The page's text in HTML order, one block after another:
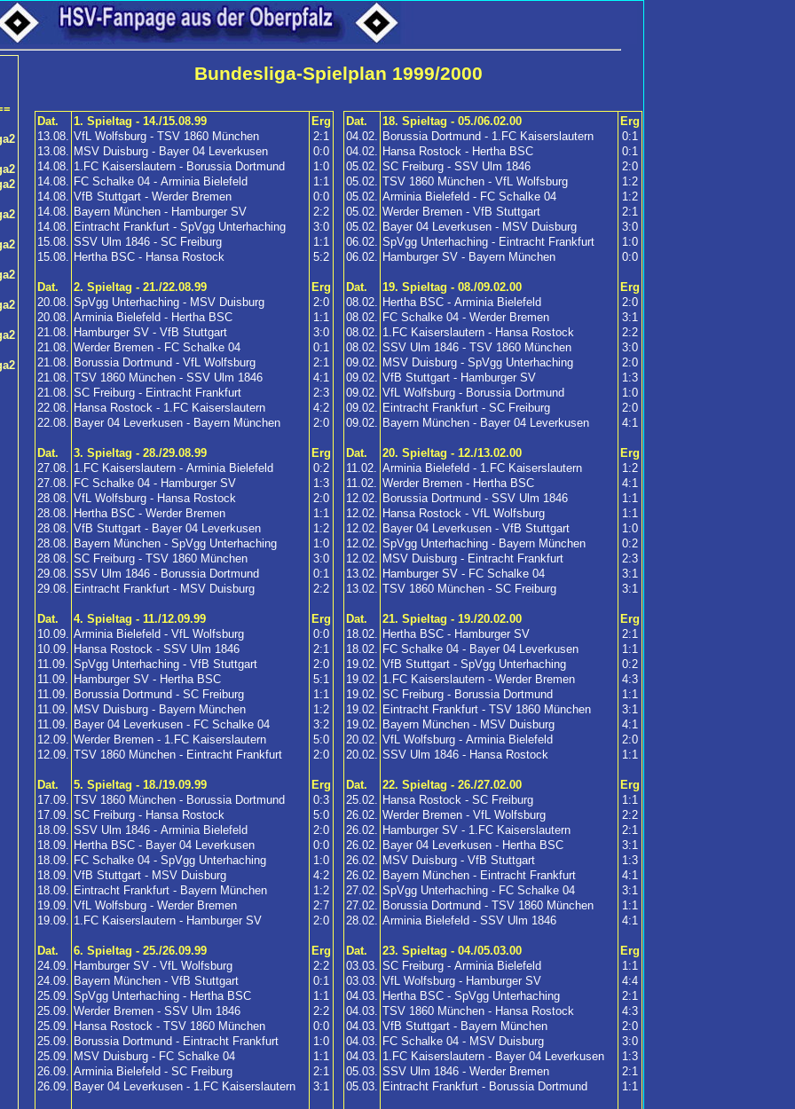
Bundesliga-Spielplan 1999/2000
Dat.
13.08.
13.08.
14.08.
14.08.
14.08.
14.08.
14.08.
15.08.
15.08.
Dat.
20.08.
20.08.
21.08.
21.08.
21.08.
21.08.
21.08.
22.08.
22.08.
Dat.
27.08.
27.08.
28.08.
28.08.
28.08.
28.08.
28.08.
29.08.
29.08.
Dat.
10.09.
10.09.
11.09.
11.09.
11.09.
11.09.
11.09.
12.09.
12.09.
Dat.
17.09.
17.09.
18.09.
18.09.
18.09.
18.09.
18.09.
19.09.
19.09.
Dat.
24.09.
24.09.
25.09.
25.09.
25.09.
25.09.
25.09.
26.09.
26.09.
1. Spieltag - 14./15.08.99
VfL Wolfsburg - TSV 1860 München
MSV Duisburg - Bayer 04 Leverkusen
1.FC Kaiserslautern - Borussia Dortmund
FC Schalke 04 - Arminia Bielefeld
VfB Stuttgart - Werder Bremen
Bayern München - Hamburger SV
Eintracht Frankfurt - SpVgg Unterhaching
SSV Ulm 1846 - SC Freiburg
Hertha BSC - Hansa Rostock
2. Spieltag - 21./22.08.99
SpVgg Unterhaching - MSV Duisburg
Arminia Bielefeld - Hertha BSC
Hamburger SV - VfB Stuttgart
Werder Bremen - FC Schalke 04
Borussia Dortmund - VfL Wolfsburg
TSV 1860 München - SSV Ulm 1846
SC Freiburg - Eintracht Frankfurt
Hansa Rostock - 1.FC Kaiserslautern
Bayer 04 Leverkusen - Bayern München
3. Spieltag - 28./29.08.99
1.FC Kaiserslautern - Arminia Bielefeld
FC Schalke 04 - Hamburger SV
VfL Wolfsburg - Hansa Rostock
Hertha BSC - Werder Bremen
VfB Stuttgart - Bayer 04 Leverkusen
Bayern München - SpVgg Unterhaching
SC Freiburg - TSV 1860 München
SSV Ulm 1846 - Borussia Dortmund
Eintracht Frankfurt - MSV Duisburg
4. Spieltag - 11./12.09.99
Arminia Bielefeld - VfL Wolfsburg
Hansa Rostock - SSV Ulm 1846
SpVgg Unterhaching - VfB Stuttgart
Hamburger SV - Hertha BSC
Borussia Dortmund - SC Freiburg
MSV Duisburg - Bayern München
Bayer 04 Leverkusen - FC Schalke 04
Werder Bremen - 1.FC Kaiserslautern
TSV 1860 München - Eintracht Frankfurt
5. Spieltag - 18./19.09.99
TSV 1860 München - Borussia Dortmund
SC Freiburg - Hansa Rostock
SSV Ulm 1846 - Arminia Bielefeld
Hertha BSC - Bayer 04 Leverkusen
FC Schalke 04 - SpVgg Unterhaching
VfB Stuttgart - MSV Duisburg
Eintracht Frankfurt - Bayern München
VfL Wolfsburg - Werder Bremen
1.FC Kaiserslautern - Hamburger SV
6. Spieltag - 25./26.09.99
Hamburger SV - VfL Wolfsburg
Bayern München - VfB Stuttgart
SpVgg Unterhaching - Hertha BSC
Werder Bremen - SSV Ulm 1846
Hansa Rostock - TSV 1860 München
Borussia Dortmund - Eintracht Frankfurt
MSV Duisburg - FC Schalke 04
Arminia Bielefeld - SC Freiburg
Bayer 04 Leverkusen - 1.FC Kaiserslautern
Erg
2:1
0:0
1:0
1:1
0:0
2:2
3:0
1:1
5:2
Erg
2:0
1:1
3:0
0:1
2:1
4:1
2:3
4:2
2:0
Erg
0:2
1:3
2:0
1:1
1:2
1:0
3:0
0:1
2:2
Erg
0:0
2:1
2:0
5:1
1:1
1:2
3:2
5:0
2:0
Erg
0:3
5:0
2:0
0:0
1:0
4:2
1:2
2:7
2:0
Erg
2:2
0:1
1:1
2:2
0:0
1:0
1:1
2:1
3:1
Dat.
04.02.
04.02.
05.02.
05.02.
05.02.
05.02.
05.02.
06.02.
06.02.
Dat.
08.02.
08.02.
08.02.
08.02.
09.02.
09.02.
09.02.
09.02.
09.02.
Dat.
11.02.
11.02.
12.02.
12.02.
12.02.
12.02.
12.02.
13.02.
13.02.
Dat.
18.02.
18.02.
19.02.
19.02.
19.02.
19.02.
19.02.
20.02.
20.02.
Dat.
25.02.
26.02.
26.02.
26.02.
26.02.
26.02.
27.02.
27.02.
28.02.
Dat.
03.03.
03.03.
04.03.
04.03.
04.03.
04.03.
04.03.
05.03.
05.03.
18. Spieltag - 05./06.02.00
Borussia Dortmund - 1.FC Kaiserslautern
Hansa Rostock - Hertha BSC
SC Freiburg - SSV Ulm 1846
TSV 1860 München - VfL Wolfsburg
Arminia Bielefeld - FC Schalke 04
Werder Bremen - VfB Stuttgart
Bayer 04 Leverkusen - MSV Duisburg
SpVgg Unterhaching - Eintracht Frankfurt
Hamburger SV - Bayern München
19. Spieltag - 08./09.02.00
Hertha BSC - Arminia Bielefeld
FC Schalke 04 - Werder Bremen
1.FC Kaiserslautern - Hansa Rostock
SSV Ulm 1846 - TSV 1860 München
MSV Duisburg - SpVgg Unterhaching
VfB Stuttgart - Hamburger SV
VfL Wolfsburg - Borussia Dortmund
Eintracht Frankfurt - SC Freiburg
Bayern München - Bayer 04 Leverkusen
20. Spieltag - 12./13.02.00
Arminia Bielefeld - 1.FC Kaiserslautern
Werder Bremen - Hertha BSC
Borussia Dortmund - SSV Ulm 1846
Hansa Rostock - VfL Wolfsburg
Bayer 04 Leverkusen - VfB Stuttgart
SpVgg Unterhaching - Bayern München
MSV Duisburg - Eintracht Frankfurt
Hamburger SV - FC Schalke 04
TSV 1860 München - SC Freiburg
21. Spieltag - 19./20.02.00
Hertha BSC - Hamburger SV
FC Schalke 04 - Bayer 04 Leverkusen
VfB Stuttgart - SpVgg Unterhaching
1.FC Kaiserslautern - Werder Bremen
SC Freiburg - Borussia Dortmund
Eintracht Frankfurt - TSV 1860 München
Bayern München - MSV Duisburg
VfL Wolfsburg - Arminia Bielefeld
SSV Ulm 1846 - Hansa Rostock
22. Spieltag - 26./27.02.00
Hansa Rostock - SC Freiburg
Werder Bremen - VfL Wolfsburg
Hamburger SV - 1.FC Kaiserslautern
Bayer 04 Leverkusen - Hertha BSC
MSV Duisburg - VfB Stuttgart
Bayern München - Eintracht Frankfurt
SpVgg Unterhaching - FC Schalke 04
Borussia Dortmund - TSV 1860 München
Arminia Bielefeld - SSV Ulm 1846
23. Spieltag - 04./05.03.00
SC Freiburg - Arminia Bielefeld
VfL Wolfsburg - Hamburger SV
Hertha BSC - SpVgg Unterhaching
TSV 1860 München - Hansa Rostock
VfB Stuttgart - Bayern München
FC Schalke 04 - MSV Duisburg
1.FC Kaiserslautern - Bayer 04 Leverkusen
SSV Ulm 1846 - Werder Bremen
Eintracht Frankfurt - Borussia Dortmund
Erg
0:1
0:1
2:0
1:2
1:2
2:1
3:0
1:0
0:0
Erg
2:0
3:1
2:2
3:0
2:0
1:3
1:0
2:0
4:1
Erg
1:2
4:1
1:1
1:1
1:0
0:2
2:3
3:1
3:1
Erg
2:1
1:1
0:2
4:3
1:1
3:1
4:1
2:0
1:1
Erg
1:1
2:2
2:1
3:1
1:3
4:1
3:1
1:1
4:1
Erg
1:1
4:4
2:1
4:3
2:0
3:0
1:3
2:1
1:1